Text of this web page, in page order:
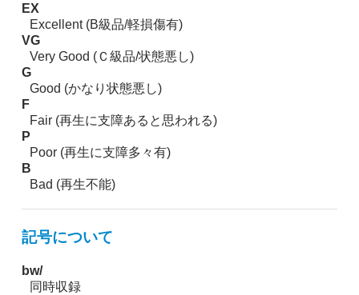
EX
Excellent (B級品/軽損傷有)
VG
Very Good (Ｃ級品/状態悪し)
G
Good (かなり状態悪し)
F
Fair (再生に支障あると思われる)
P
Poor (再生に支障多々有)
B
Bad (再生不能)
記号について
bw/
同時収録